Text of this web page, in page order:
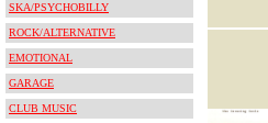
SKA/PSYCHOBILLY
ROCK/ALTERNATIVE
EMOTIONAL
GARAGE
CLUB MUSIC